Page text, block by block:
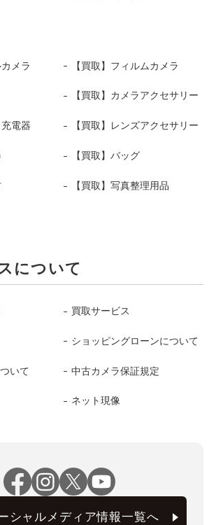
メラ 【買取】フィルムカメラ
【買取】カメラアクセサリー
充電器 【買取】レンズアクセサリー
【買取】バッグ
【買取】写真整理用品
について
買取サービス
ショッピングローンについて
いて 中古カメラ保証規定
ネット現像
シャルメディア情報一覧へ